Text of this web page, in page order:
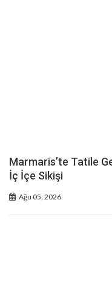
Marmaris’te Tatile
İç İçe Sikişi
Ağu 05, 2026